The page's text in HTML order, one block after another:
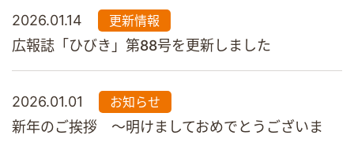
2026.01.14 更新情報
広報誌「ひびき」第88号を更新しました
2026.01.01 お知らせ
新年のご挨拶 ～明けましておめでとうございま